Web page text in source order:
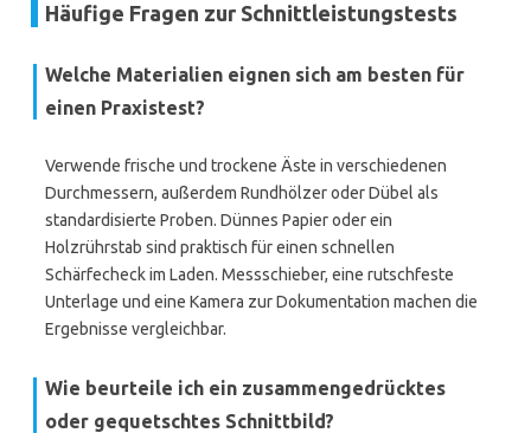
Häufige Fragen zur Schnittleistungstests
Welche Materialien eignen sich am besten für
einen Praxistest?
Verwende frische und trockene Äste in verschiedenen
Durchmessern, außerdem Rundhölzer oder Dübel als
standardisierte Proben. Dünnes Papier oder ein
Holzrührstab sind praktisch für einen schnellen
Schärfecheck im Laden. Messschieber, eine rutschfeste
Unterlage und eine Kamera zur Dokumentation machen die
Ergebnisse vergleichbar.
Wie beurteile ich ein zusammengedrücktes
oder gequetschtes Schnittbild?